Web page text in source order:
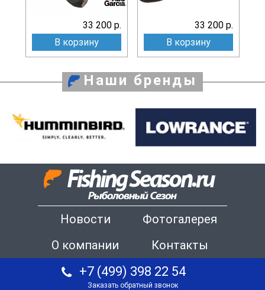
33 200 р.
В корзину
33 200 р.
В корзину
Наши бренды
Новости
Фотогалерея
О компании
Контакты
+7 (499) 398 22 54
Заказать обратный звонок